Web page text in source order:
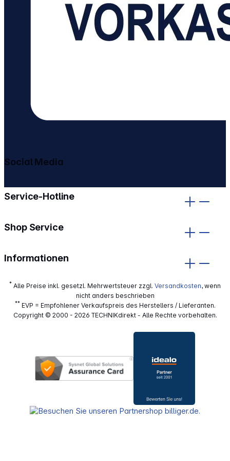
Service-Hotline
Shop Service
Informationen
Social Media
* Alle Preise inkl. gesetzl. Mehrwertsteuer zzgl. Versandkosten, wenn
nicht anders beschrieben
**EVP = Empfohlener Verkaufspreis des Herstellers / Lieferanten.
Copyright © 2000 - 2026 TECHNIKdirekt - Alle Rechte vorbehalten.